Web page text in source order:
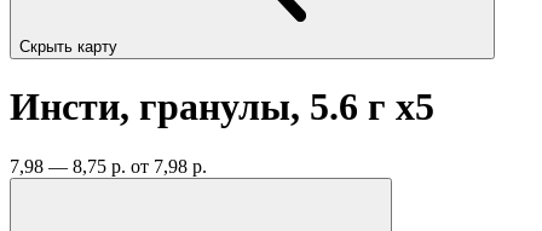
Скрыть карту
Инсти, гранулы, 5.6 г x5
7,98 — 8,75 р. от 7,98 р.